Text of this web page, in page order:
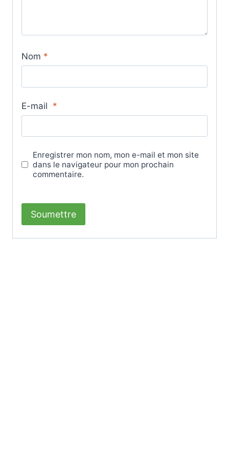
Nom *
E-mail *
Enregistrer mon nom, mon e-mail et mon site
dans le navigateur pour mon prochain
commentaire.